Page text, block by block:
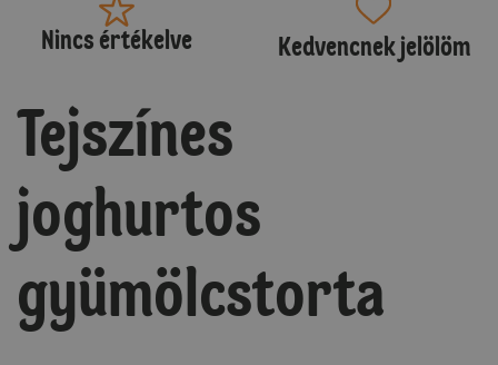
Nincs értékelve Kedvencnek jelölöm
Tejszínes
joghurtos
gyümölcstorta